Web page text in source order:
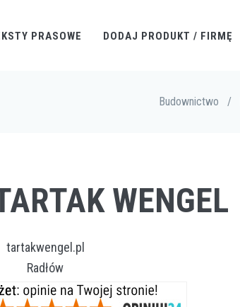
PRASOWE DODAJ PRODUKT / FIRMĘ
Budownictwo /
WENGEL
tartakwengel.pl
Radłów